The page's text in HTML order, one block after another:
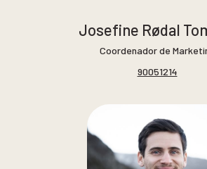
Josefine Rødal
Coordenador de
90051214